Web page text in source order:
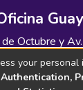
Octubre y
INDUAUTO -
your
Authentication,